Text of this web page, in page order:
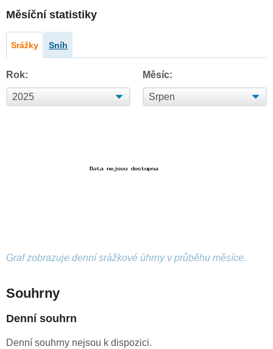
Měsíční statistiky
Srážky Sníh
Rok: Měsíc:
Graf zobrazuje denní srážkové úhrny v průběhu měsíce.
Souhrny
Denní souhrn
Denní souhrny nejsou k dispozici.